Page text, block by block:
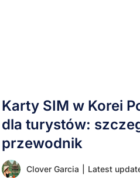
Karty SIM w Korei
dla turystów:
przewodnik
Clover Garcia Latest